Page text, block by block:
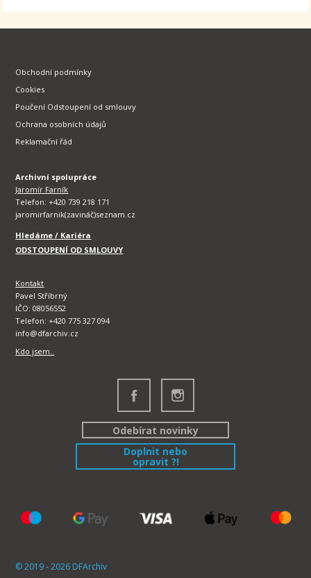
Obchodní podmínky
Cookies
Poučení Odstoupení od smlouvy
Ochrana osobních údajů
Reklamační řád
Archivní spolupráce
Jaromír Farník
Telefon: +420 739 218 171
jaromirfarnik(zavináč)seznam.cz
Hledáme / Kariéra
ODSTOUPENÍ OD SMLOUVY
Kontakt
Pavel Stříbrný
IČO: 08056552
Telefon: +420 775 327 094
info@dfarchiv.cz
Kdo jsem..
Odebírat novinky
Doplnit nebo
opravit ?!
© 2019 - 2026 DFArchiv